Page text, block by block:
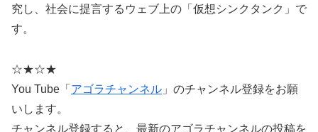
究し、社会に提言するウェブ上の「仮想シンクタンク」で
す。
☆★☆★
You Tube「 アゴラチャンネル 」のチャンネル登録をお願
いします。
チャンネル登録すると、最新のアゴラチャンネルの投稿を